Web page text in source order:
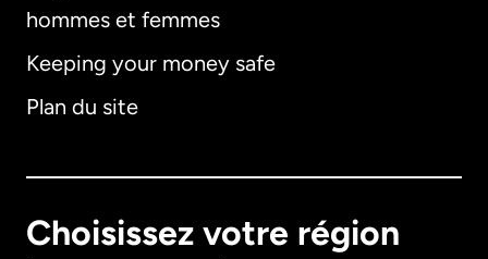
hommes et femmes
Keeping your money safe
Plan du site
Choisissez votre région
Allemagne